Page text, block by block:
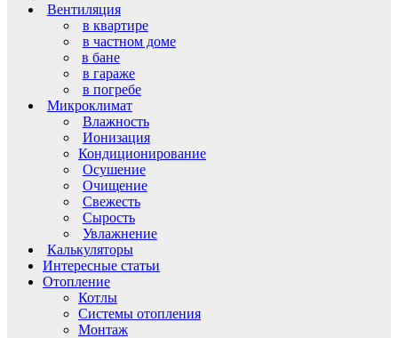
Вентиляция
в квартире
в частном доме
в бане
в гараже
в погребе
Микроклимат
Влажность
Ионизация
Кондиционирование
Осушение
Очищение
Свежесть
Сырость
Увлажнение
Калькуляторы
Интересные статьи
Отопление
Котлы
Системы отопления
Монтаж